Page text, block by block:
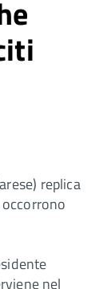
replica
nel